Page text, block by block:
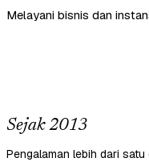
Melayani bisnis dan
Sejak 2013
Pengalaman lebih dari satu